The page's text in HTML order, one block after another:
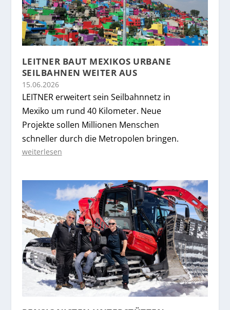
LEITNER BAUT MEXIKOS URBANE
SEILBAHNEN WEITER AUS
15.06.2026
LEITNER erweitert sein Seilbahnnetz in
Mexiko um rund 40 Kilometer. Neue
Projekte sollen Millionen Menschen
schneller durch die Metropolen bringen.
weiterlesen